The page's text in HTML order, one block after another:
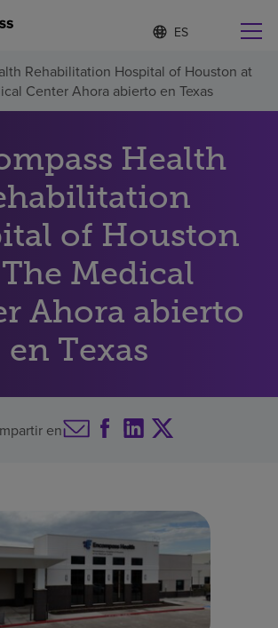
Lista
de
idiomas
contraída
d
o
m
a
l
e
c
c
i
o
a
o
una localidad cerca de usted
Rehabilitation Hospital of Houston at
Center Ahora abierto en Texas
Health
of Houston
Medical
Ahora abierto
en Texas
en